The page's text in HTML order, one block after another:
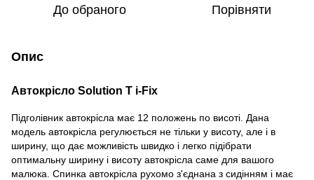
До обраного Порівняти
Опис
Автокрісло Solution T i-Fix
Підголівник автокрісла має 12 положень по висоті. Дана
модель автокрісла регулюється не тільки у висоту, але і в
ширину, що дає можливість швидко і легко підібрати
оптимальну ширину і висоту автокрісла саме для вашого
малюка. Спинка автокрісла рухомо з'єднана з сидінням і має